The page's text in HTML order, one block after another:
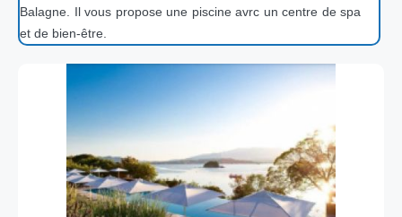
Balagne. Il vous propose une piscine avrc un centre de spa
et de bien-être.